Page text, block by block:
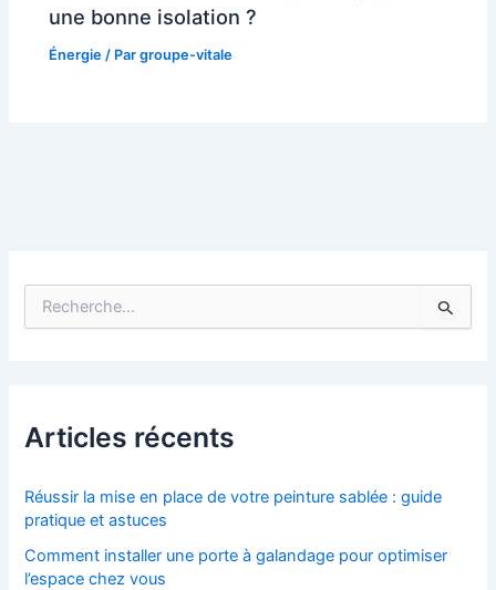
une bonne isolation ?
Énergie / Pargroupe-vitale
c
h
r
Articles récents
Réussir la mise en place de votre peinture sablée : guide
pratique et astuces
Comment installer une porte à galandage pour optimiser
l’espace chez vous